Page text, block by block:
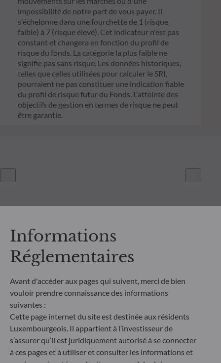
impossibilité de notre part de vous payer. Il
s'échelonne dans une fourchette de 1 (risque
faible) à 7 (risque élevé). Cet indicateur n'est pas
constant et changera en fonction du profil de
risque du fonds. La catégorie la plus faible ne
signifie pas sans risque. Les données historiques,
telles que celles utilisées pour calculer le SRI,
pourraient ne pas constituer une indication fiable
du profil de risque futur du Fonds. L'atteinte des
objectifs de gestion en termes de risque ne peut
être garantie.
12 boulevard de la Madeleine
75440 Paris Cedex 09
France
+33 1 44 51 80 28
Société de Gestion de Portefeuille agréée par l’Autorité des
Marchés Financiers sous le numéro GP99011
* Entité responsable du site internet
Informations
Réglementaires
Avant d'accéder aux pages qui suivent, merci de bien
vouloir prendre connaissance des informations
suivantes :
Cette page internet du site est destinée aux résidents
Luxembourgeois. Il appartient à l’investisseur de
s’assurer qu’il est juridiquement autorisé à se connecter
à ces pages et à utiliser et consulter les informations et